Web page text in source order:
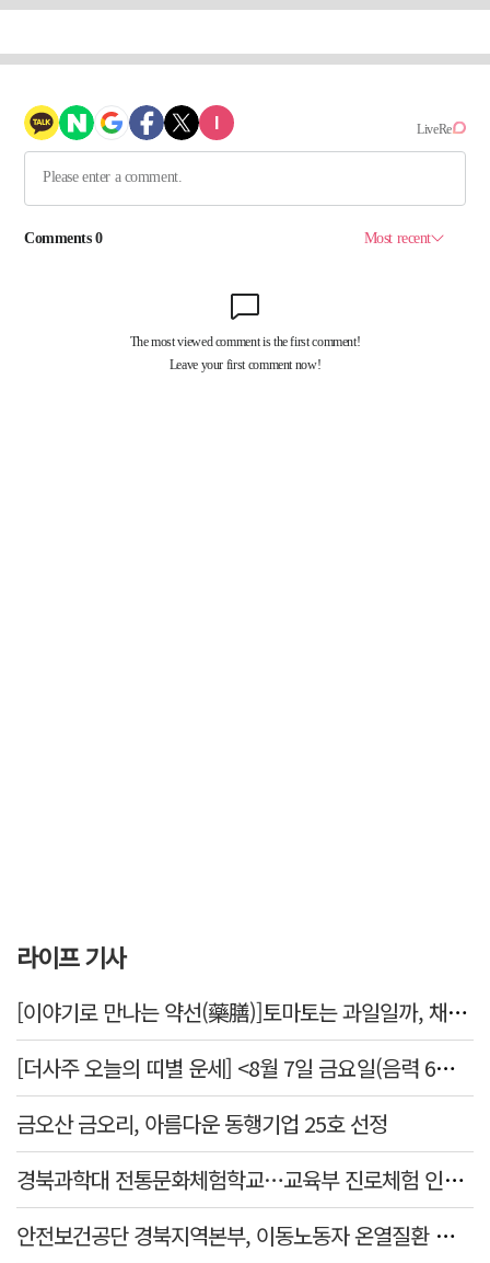
라이프 기사
[이야기로 만나는 약선(藥膳)]토마토는 과일일까, 채소일까
[더사주 오늘의 띠별 운세] <8월 7일 금요일(음력 6월25일)>
금오산 금오리, 아름다운 동행기업 25호 선정
경북과학대 전통문화체험학교…교육부 진로체험 인증기관 선정
안전보건공단 경북지역본부, 이동노동자 온열질환 예방 캠페인